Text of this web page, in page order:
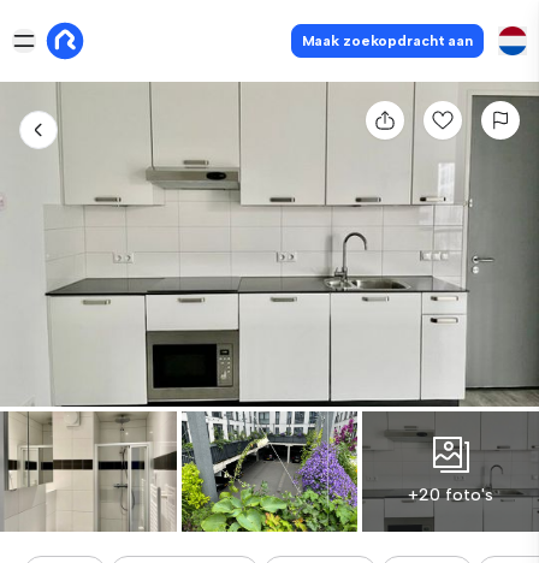
Maak zoekopdracht aan
+20 foto's